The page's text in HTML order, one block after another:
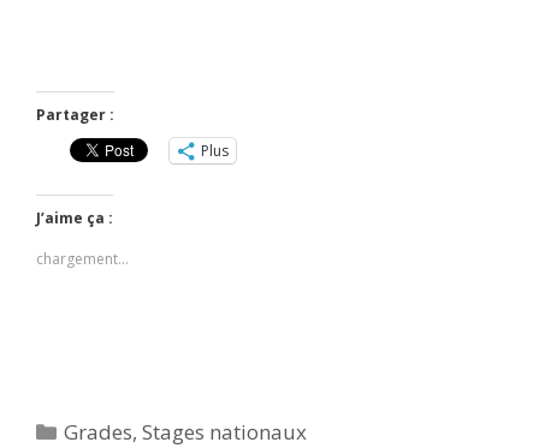
Partager :
Plus
J’aime ça :
chargement…
Catégories
Grades,Stages nationaux